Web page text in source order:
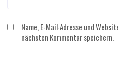
Name, E-Mail-Adresse und
nächsten Kommentar speichern.